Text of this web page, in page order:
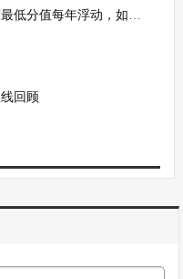
浮动，如何动态看待“条件”？
回顾